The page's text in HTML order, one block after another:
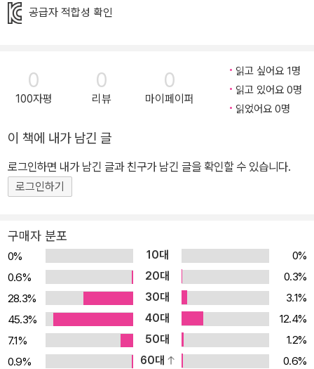
공급자 적합성 확인
0
100자평
0
리뷰
0
마이페이퍼
읽고 싶어요 1명
읽고 있어요 0명
읽었어요 0명
이 책에 내가 남긴 글
로그인하면 내가 남긴 글과 친구가 남긴 글을 확인할 수 있습니다.
로그인하기
구매자 분포
0% 10대
0%
0.6%
20대
0.3%
28.3%
30대
3.1%
45.3%
40대
12.4%
7.1%
50대
1.2%
0.9%
60대
0.6%